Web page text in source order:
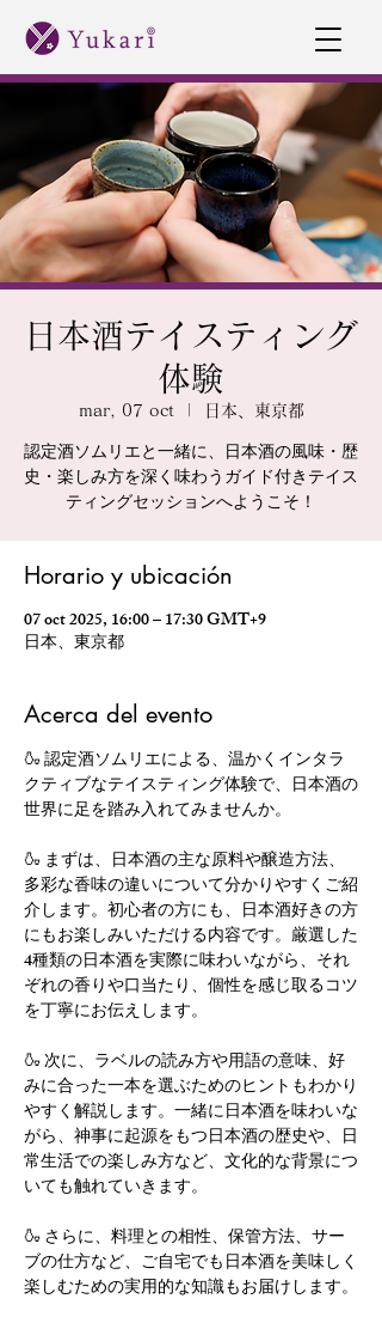
日本酒テイスティング
体験
mar, 07 oct 日本、東京都
認定酒ソムリエと一緒に、日本酒の風味・歴
史・楽しみ方を深く味わうガイド付きテイス
ティングセッションへようこそ！
Horario y ubicación
07 oct 2025, 16:00 – 17:30 GMT+9
日本、東京都
Acerca del evento
🍶 認定酒ソムリエによる、温かくインタラ
クティブなテイスティング体験で、日本酒の
世界に足を踏み入れてみませんか。
🍶 まずは、日本酒の主な原料や醸造方法、
多彩な香味の違いについて分かりやすくご紹
介します。初心者の方にも、日本酒好きの方
にもお楽しみいただける内容です。厳選した
4種類の日本酒を実際に味わいながら、それ
ぞれの香りや口当たり、個性を感じ取るコツ
を丁寧にお伝えします。
🍶 次に、ラベルの読み方や用語の意味、好
みに合った一本を選ぶためのヒントもわかり
やすく解説します。一緒に日本酒を味わいな
がら、神事に起源をもつ日本酒の歴史や、日
常生活での楽しみ方など、文化的な背景につ
いても触れていきます。
🍶 さらに、料理との相性、保管方法、サー
ブの仕方など、ご自宅でも日本酒を美味しく
楽しむための実用的な知識もお届けします。